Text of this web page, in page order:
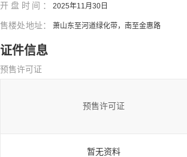
开盘时间： 2025年11月30日
售楼处地址： 萧山东至河道绿化带，南至金惠路
证件信息
预售许可证
预售许可证
暂无资料